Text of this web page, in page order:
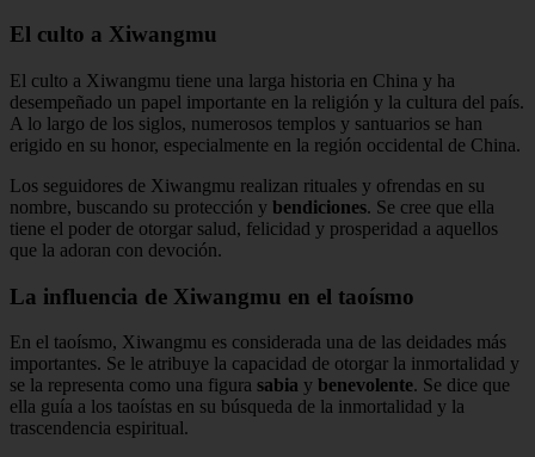
El culto a Xiwangmu
El culto a Xiwangmu tiene una larga historia en China y ha
desempeñado un papel importante en la religión y la cultura del país.
A lo largo de los siglos, numerosos templos y santuarios se han
erigido en su honor, especialmente en la región occidental de China.
Los seguidores de Xiwangmu realizan rituales y ofrendas en su
nombre, buscando su protección y bendiciones. Se cree que ella
tiene el poder de otorgar salud, felicidad y prosperidad a aquellos
que la adoran con devoción.
La influencia de Xiwangmu en el taoísmo
En el taoísmo, Xiwangmu es considerada una de las deidades más
importantes. Se le atribuye la capacidad de otorgar la inmortalidad y
se la representa como una figura sabia y benevolente. Se dice que
ella guía a los taoístas en su búsqueda de la inmortalidad y la
trascendencia espiritual.